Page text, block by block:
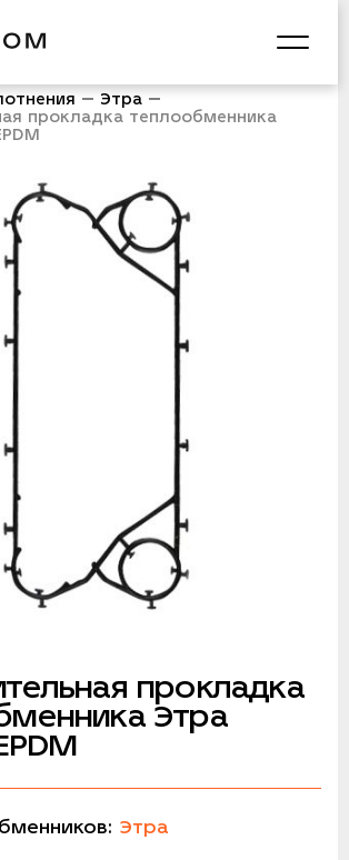
Этра
прокладка теплообменника
прокладка
Этра
Этра